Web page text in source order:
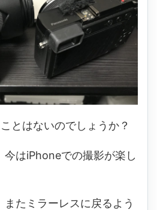
とはないのでしょうか？
今はiPhoneでの撮影が楽し
たミラーレスに戻るよう